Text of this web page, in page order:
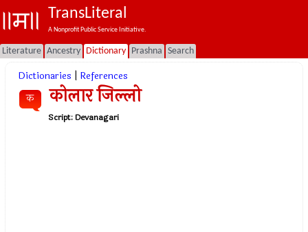
TransLiteral
A Nonprofit Public Service Initiative.
Literature Ancestry Dictionary Prashna Search
Dictionaries References
क कोलार जिल्लो
Script:Devanagari